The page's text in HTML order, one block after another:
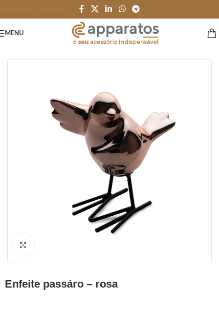
MENU
enfeite passáro – rosa